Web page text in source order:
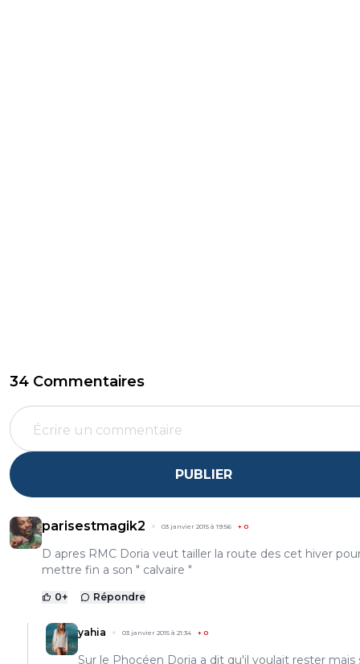
34 Commentaires
PUBLIER
parisestmagik2 03 janvier 2015 à 19:56 + 0
D apres RMC Doria veut tailler la route des cet hiver
mettre fin a son " calvaire "
0+ Répondre
yahia 03 janvier 2015 à 21:34 + 0
Sur le Phocéen Doria a dit qu'il voulait rester mais